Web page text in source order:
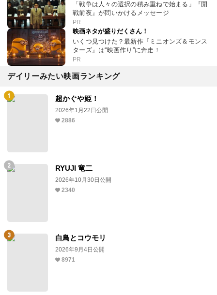
「戦争は人々の選択の積み重ねで始まる」『開
戦前夜』が問いかけるメッセージ
PR
映画ネタが盛りだくさん！
いくつ見つけた？最新作『ミニオンズ＆モンス
ターズ』は“映画作り”に奔走！
PR
デイリーみたい映画ランキング
超かぐや姫！
2026年1月22日公開
2886
RYUJI 竜二
2026年10月30日公開
2340
白鳥とコウモリ
2026年9月4日公開
8971